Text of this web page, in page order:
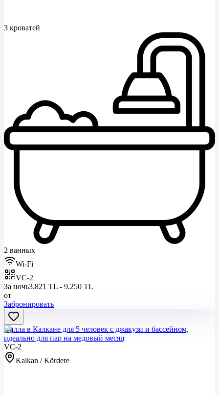
3 кроватей
2 ванных
Wi-Fi
VC-2
За ночь3.821 TL - 9.250 TL
от
Забронировать
Вилла в Калкане для 5 человек с джакузи и бассейном,
идеально для пар на медовый месяц
VC-2
Kalkan / Kördere